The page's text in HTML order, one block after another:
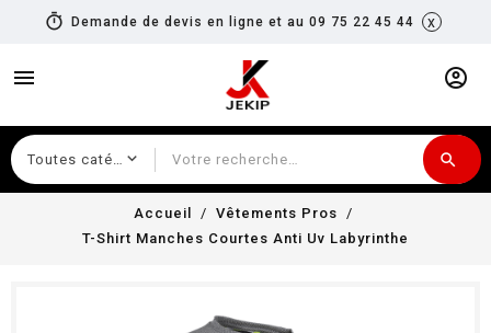
timer Demande de devis en ligne et au 09 75 22 45 44 x
menu account_circle
search
Accueil
Vêtements Pros
T-Shirt Manches Courtes Anti Uv Labyrinthe